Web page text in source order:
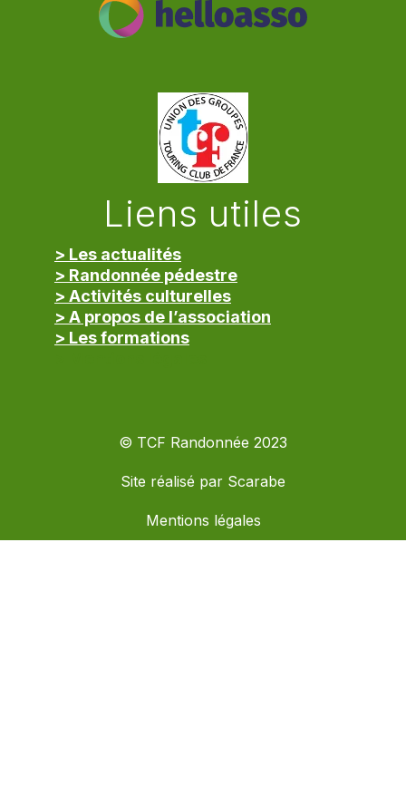
Liens utiles
> Les actualités
> Randonnée pédestre
> Activités culturelles
> A propos de l’association
> Les formations
© TCF Randonnée 2023
Site réalisé par Scarabe
Mentions légales